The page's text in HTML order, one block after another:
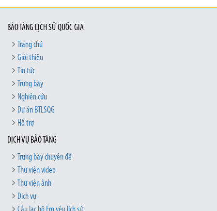
BẢO TÀNG LỊCH SỬ QUỐC GIA
Trang chủ
Giới thiệu
Tin tức
Trưng bày
Nghiên cứu
Dự án BTLSQG
Hỗ trợ
DỊCH VỤ BẢO TÀNG
Trưng bày chuyên đề
Thư viện video
Thư viện ảnh
Dịch vụ